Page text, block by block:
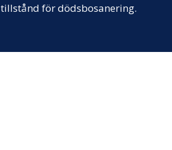
tillstånd för dödsbosanering.